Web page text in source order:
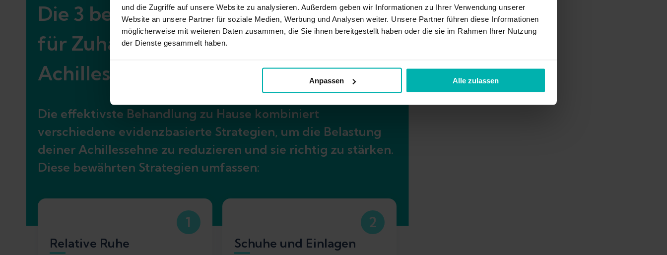
und die Zugriffe auf unsere Website zu analysieren. Außerdem geben wir Informationen zu Ihrer Verwendung unserer
Website an unsere Partner für soziale Medien, Werbung und Analysen weiter. Unsere Partner führen diese Informationen
möglicherweise mit weiteren Daten zusammen, die Sie ihnen bereitgestellt haben oder die sie im Rahmen Ihrer Nutzung
der Dienste gesammelt haben.
Anpassen Alle zulassen
Die 3 besten Therapiemöglichkeiten
für Zuhause bei
Achillessehnenentzündung
Die effektivste Behandlung zu Hause kombiniert
verschiedene evidenzbasierte Strategien, um die Belastung
deiner Achillessehne zu reduzieren und sie richtig zu stärken.
Diese bewährten Strategien umfassen:
1
Relative Ruhe
2
Schuhe und Einlagen